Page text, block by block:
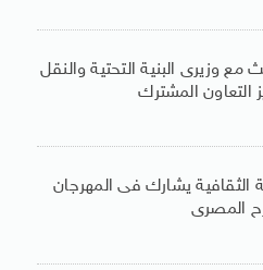
مع وزيرى البنية التحتية والنقل
التعاون المشترك
الثقافية يشارك فى المهرجان
المصرى